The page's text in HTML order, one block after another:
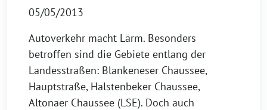
05/05/2013
Autoverkehr macht Lärm. Besonders
betroffen sind die Gebiete entlang der
Landesstraßen: Blankeneser Chaussee,
Hauptstraße, Halstenbeker Chaussee,
Altonaer Chaussee (LSE). Doch auch